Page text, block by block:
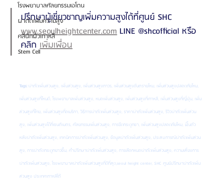
โรงพยาบาลศัลยกรรมเอโตน
ผ่าตัดเพิ่มความสูง
คลินิกผิวเกาหลี
Stem Cell
ปรึกษาผู้เชี่ยวชาญเพิ่มความสูงได้ที่ศูนย์ SHC
www.seoulheightcenter.com LINE @shcofficial หรือ
คลิก เพิ่มเพื่อน
Tags: ผ่าตัดเพิ่มส่วนสูง, เพิ่มส่วนสูง, เพิ่มส่วนสูงถาวร, เพิ่มส่วนสูงอันตรายไหม, เพิ่มส่วนสูงปลอดภัยไหม,
เพิ่มส่วนสูงที่ไหนดี, โรงพยาบาลเพิ่มส่วนสูง, หมอเพิ่มส่วนสูง, เพิ่มส่วนสูงที่เกาหลี, เพิ่มส่วนสูงที่ญี่ปุ่น, เพิ่ม
ส่วนสูงที่ไทย, เพิ่มส่วนสูงที่อเมริกา, วิธีการผ่าตัดเพิ่มส่วนสูง, ราคาผ่าตัดเพิ่มส่วนสูง, รีวิวผ่าตัดเพิ่มส่วน
สูง, เพิ่มส่วนสูงได้กี่เซนติเมตร, ศัลยกรรมเพิ่มส่วนสูง, การยืดกระดูกขา, เพิ่มส่วนสูงปลอดภัยไหม, ฟื้นตัว
หลังผ่าตัดเพิ่มส่วนสูง, เทคนิคการผ่าตัดเพิ่มส่วนสูง, ข้อมูลผ่าตัดเพิ่มส่วนสูง, ประสบการณ์ผ่าตัดเพิ่มส่วน
สูง, การผ่าตัดกระดูกยาวขึ้น, คำปรึกษาผ่าตัดเพิ่มส่วนสูง, การเลือกหมอผ่าตัดเพิ่มส่วนสูง, ความเสี่ยงการ
ผ่าตัดเพิ่มส่วนสูง, โรงพยาบาลผ่าตัดเพิ่มส่วนสูงที่ดีที่สุด,seoul height center, SHC ศูนย์ปรึกษาผ่าตัดเพิ่ม
ส่วนสูง ประเทศเกาหลีใต้